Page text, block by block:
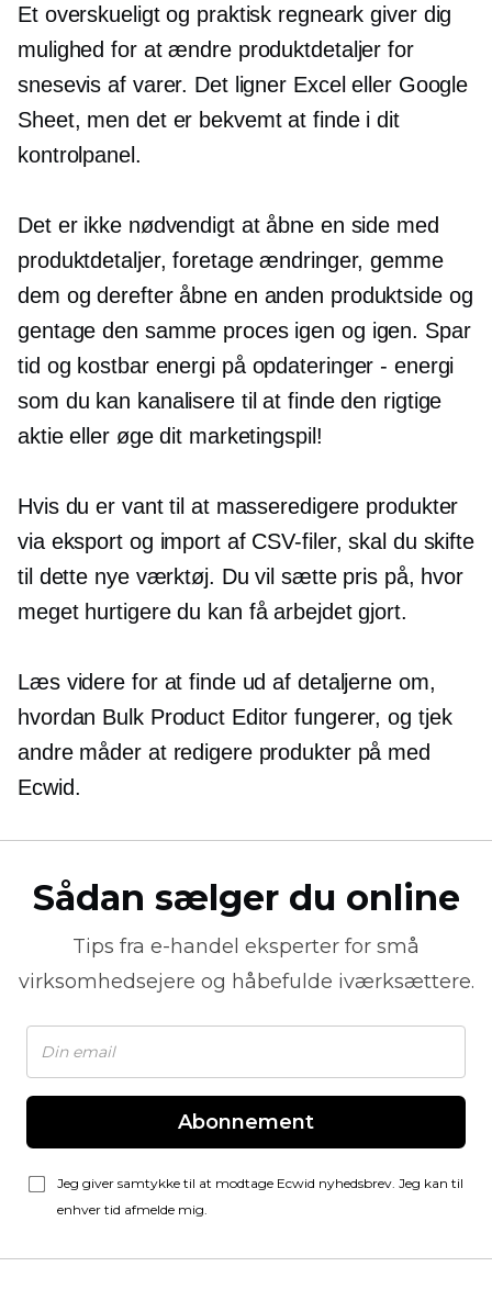
Et overskueligt og praktisk regneark giver dig
mulighed for at ændre produktdetaljer for
snesevis af varer. Det ligner Excel eller Google
Sheet, men det er bekvemt at finde i dit
kontrolpanel.
Det er ikke nødvendigt at åbne en side med
produktdetaljer, foretage ændringer, gemme
dem og derefter åbne en anden produktside og
gentage den samme proces igen og igen. Spar
tid og kostbar energi på opdateringer - energi
som du kan kanalisere til at finde den rigtige
aktie eller øge dit marketingspil!
Hvis du er vant til at masseredigere produkter
via eksport og import af CSV-filer, skal du skifte
til dette nye værktøj. Du vil sætte pris på, hvor
meget hurtigere du kan få arbejdet gjort.
Læs videre for at finde ud af detaljerne om,
hvordan Bulk Product Editor fungerer, og tjek
andre måder at redigere produkter på med
Ecwid.
Sådan sælger du online
Tips fra e-handel eksperter for små
virksomhedsejere og håbefulde iværksættere.
Abonnement
Jeg giver samtykke til at modtage Ecwid nyhedsbrev. Jeg kan til
enhver tid afmelde mig.